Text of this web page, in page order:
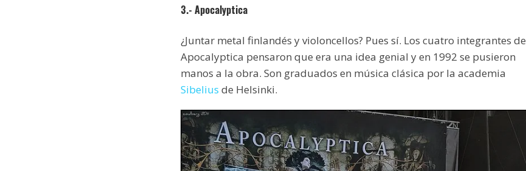
3.- Apocalyptica
¿Juntar metal finlandés y violoncellos? Pues sí. Los cuatro integrantes de
Apocalyptica pensaron que era una idea genial y en 1992 se pusieron
manos a la obra. Son graduados en música clásica por la academia
Sibelius de Helsinki.